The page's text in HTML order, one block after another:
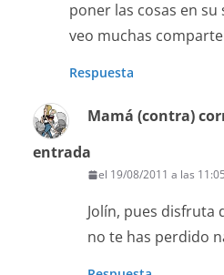
poner las cosas en
veo muchas
Respuesta
Mamá (contra)
entrada
el 19/08/2011 a las 11:05
Jolín, pues disfruta
no te has perdido